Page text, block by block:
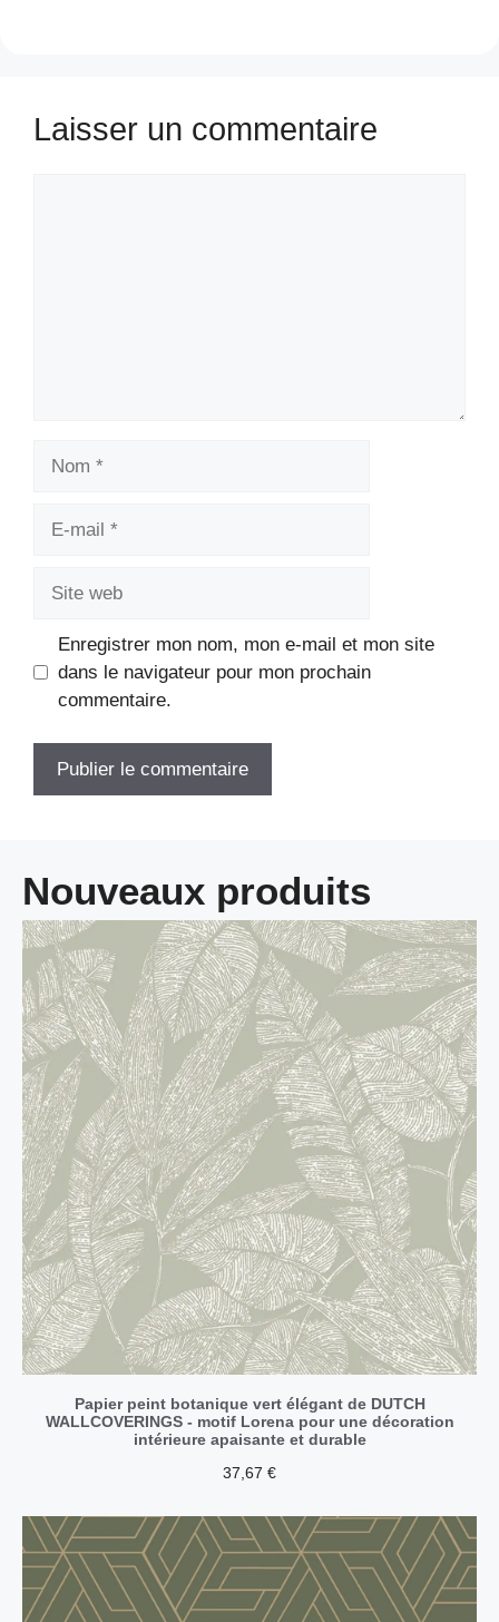
Laisser un commentaire
Enregistrer mon nom, mon e-mail et mon site
dans le navigateur pour mon prochain
commentaire.
Nouveaux produits
Papier peint botanique vert élégant de DUTCH
WALLCOVERINGS - motif Lorena pour une décoration
intérieure apaisante et durable
37,67 €